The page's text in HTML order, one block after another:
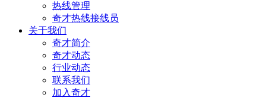
热线管理
奇才热线接线员
关于我们
奇才简介
奇才动态
行业动态
联系我们
加入奇才